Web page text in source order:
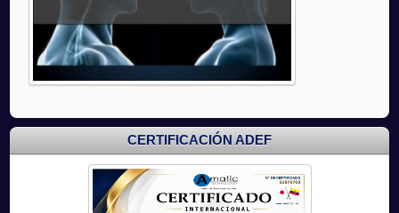
CERTIFICACIÓN ADEF